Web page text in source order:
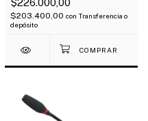
$226.000,00
$203.400,00 con Transferencia o
depósito